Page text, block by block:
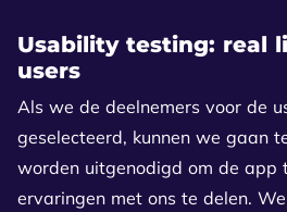
Usability testing: real
users
Als we de deelnemers voor de
geselecteerd, kunnen we gaan
worden uitgenodigd om de app
ervaringen met ons te delen.